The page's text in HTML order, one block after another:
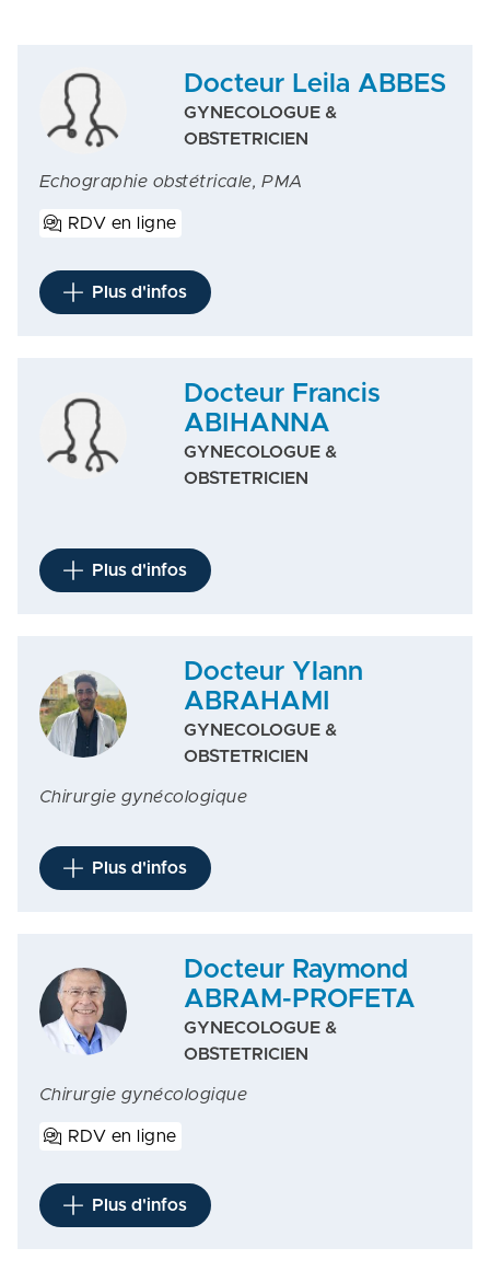
Docteur Leila ABBES
GYNECOLOGUE &
OBSTETRICIEN
Echographie obstétricale, PMA
RDV en ligne
Plus d'infos
Docteur Francis
ABIHANNA
GYNECOLOGUE &
OBSTETRICIEN
Plus d'infos
Docteur Ylann
ABRAHAMI
GYNECOLOGUE &
OBSTETRICIEN
Chirurgie gynécologique
Plus d'infos
Docteur Raymond
ABRAM-PROFETA
GYNECOLOGUE &
OBSTETRICIEN
Chirurgie gynécologique
RDV en ligne
Plus d'infos